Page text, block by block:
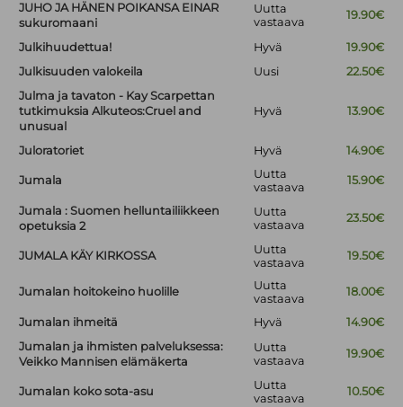
JUHO JA HÄNEN POIKANSA EINAR
sukuromaani
Uutta
vastaava
19.90€
Julkihuudettua! Hyvä
19.90€
Julkisuuden valokeila
Uusi
22.50€
Julma ja tavaton - Kay Scarpettan
tutkimuksia Alkuteos:Cruel and
unusual
Hyvä 13.90€
Juloratoriet Hyvä 14.90€
Jumala
Uutta
vastaava
15.90€
Jumala : Suomen helluntailiikkeen
opetuksia 2
Uutta
vastaava
23.50€
JUMALA KÄY KIRKOSSA
Uutta
vastaava
19.50€
Jumalan hoitokeino huolille
Uutta
vastaava
18.00€
Jumalan ihmeitä Hyvä
14.90€
Jumalan ja ihmisten palveluksessa:
Veikko Mannisen elämäkerta
Uutta
vastaava
19.90€
Jumalan koko sota-asu
Uutta
vastaava
10.50€